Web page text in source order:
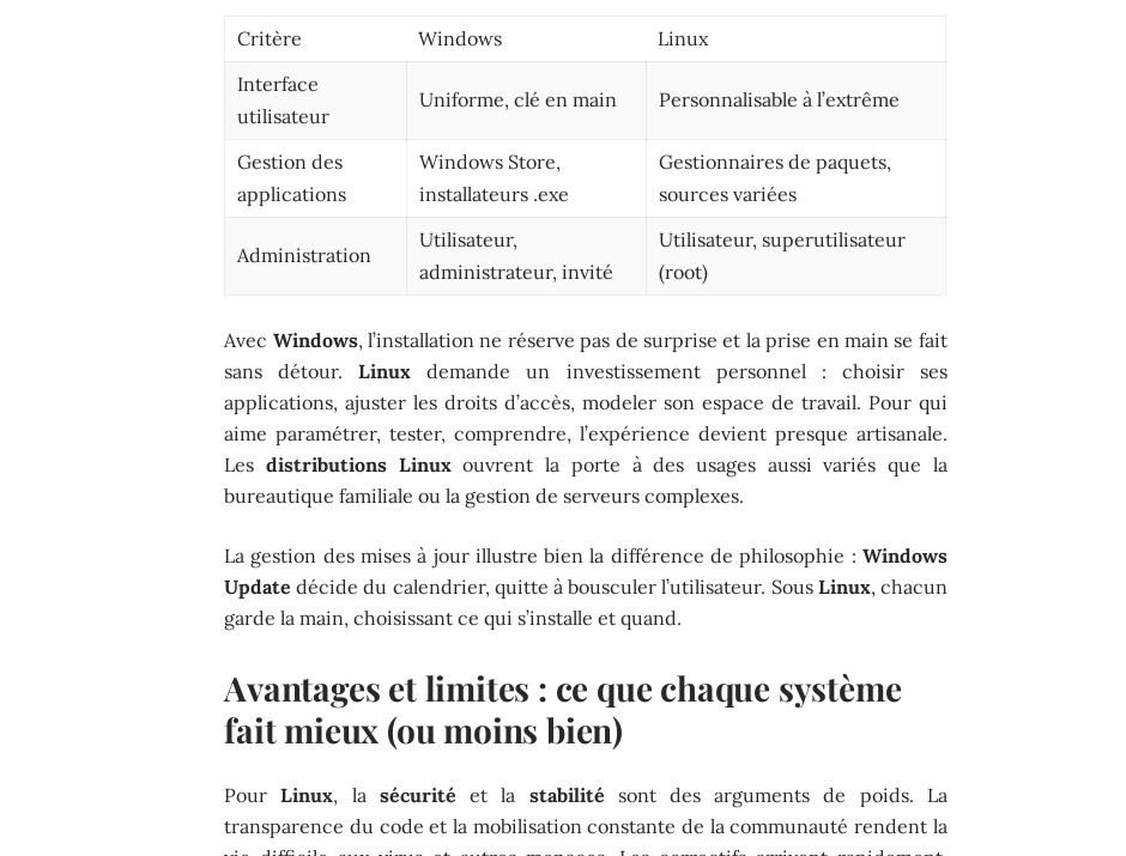
Critère Windows
Linux
Interface
utilisateur
Uniforme, clé en main Personnalisable à l’extrême
Gestion des
applications
Windows Store,
installateurs .exe
Gestionnaires de paquets,
sources variées
Administration
Utilisateur,
administrateur, invité
Utilisateur, superutilisateur
(root)
Avec Windows, l’installation ne réserve pas de surprise et la prise en main se fait
sans détour.Linux demande un investissement personnel : choisir ses
applications, ajuster les droits d’accès, modeler son espace de travail. Pour qui
aime paramétrer, tester, comprendre, l’expérience devient presque artisanale.
Les distributions Linux ouvrent la porte à des usages aussi variés que la
bureautique familiale ou la gestion de serveurs complexes.
La gestion des mises à jour illustre bien la différence de philosophie : Windows
Update décide du calendrier, quitte à bousculer l’utilisateur. Sous Linux, chacun
garde la main, choisissant ce qui s’installe et quand.
Avantages et limites : ce que chaque système
fait mieux (ou moins bien)
PourLinux, la sécurité et la stabilité sont des arguments de poids. La
transparence du code et la mobilisation constante de la communauté rendent la